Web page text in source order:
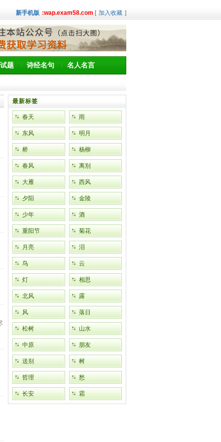
新手机版 :wap.exam58.com [ 加入收藏 ]
题 诗经名句 名人名言
最新标签
春天 雨
东风 明月
桥 杨柳
春风 离别
大雁 西风
夕阳 金陵
少年 酒
重阳节 菊花
月亮 泪
鸟 云
灯 相思
北风 露
风 落日
松树 山水
中原 朋友
送别 树
哲理 愁
长安 霜